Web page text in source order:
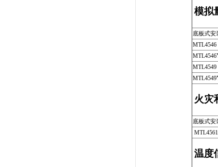
模拟
底板式安
MTL4546
MTL4549
火灾
底板式安
MTL4561
温度